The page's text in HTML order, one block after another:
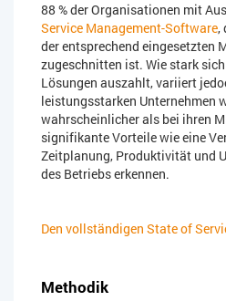
88 % der Organisationen mit
Service Management-Software,
der entsprechend eingesetzten
zugeschnitten ist. Wie stark
Lösungen auszahlt, variiert
leistungsstarken Unternehmen
wahrscheinlicher als bei ihren
signifikante Vorteile wie eine
Zeitplanung, Produktivität und
des Betriebs erkennen.
Den vollständigen State of
Methodik